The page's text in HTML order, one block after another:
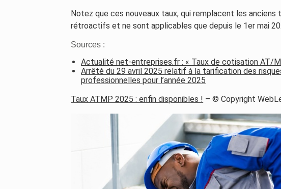
Notez que ces nouveaux taux, qui remplacent les anciens
rétroactifs et ne sont applicables que depuis le 1er mai
Sources :
Actualité net-entreprises.fr : « Taux de cotisation AT/
Arrêté du 29 avril 2025 relatif à la tarification des
professionnelles pour l’année 2025
Taux ATMP 2025 : enfin disponibles ! – © Copyright